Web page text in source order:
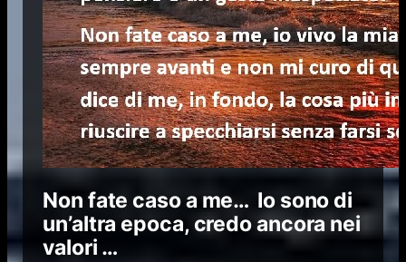
Non fate caso a me… Io sono di
un’altra epoca, credo ancora nei
valori …